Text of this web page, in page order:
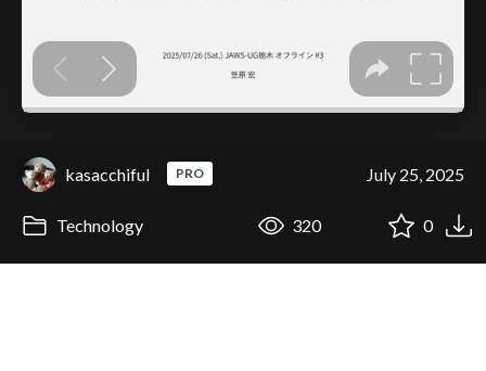
kasacchiful PRO July 25, 2025
Technology 320 0